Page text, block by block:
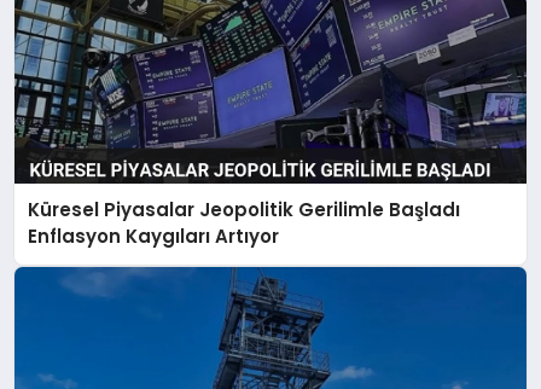
Küresel Piyasalar Jeopolitik Gerilimle Başladı
Enflasyon Kaygıları Artıyor